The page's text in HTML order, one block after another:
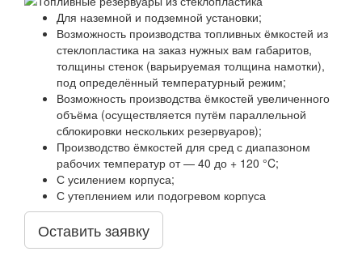
Для наземной и подземной установки;
Возможность производства топливных ёмкостей из
стеклопластика на заказ нужных вам габаритов,
толщины стенок (варьируемая толщина намотки),
под определённый температурный режим;
Возможность производства ёмкостей увеличенного
объёма (осуществляется путём параллельной
сблокировки нескольких резервуаров);
Производство ёмкостей для сред с диапазоном
рабочих температур от — 40 до + 120 °C;
С усилением корпуса;
С утеплением или подогревом корпуса
Оставить заявку